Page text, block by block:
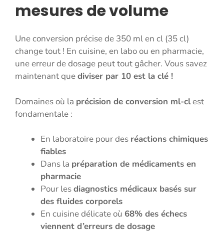
mesures de volume
Une conversion précise de 350 ml en cl (35 cl)
change tout ! En cuisine, en labo ou en pharmacie,
une erreur de dosage peut tout gâcher. Vous savez
maintenant quediviser par 10 est la clé !
Domaines où la précision de conversion ml-clest
fondamentale :
En laboratoire pour des réactions chimiques
fiables
Dans la préparation de médicaments en
pharmacie
Pour lesdiagnostics médicaux basés sur
des fluides corporels
En cuisine délicate où 68% des échecs
viennent d’erreurs de dosage